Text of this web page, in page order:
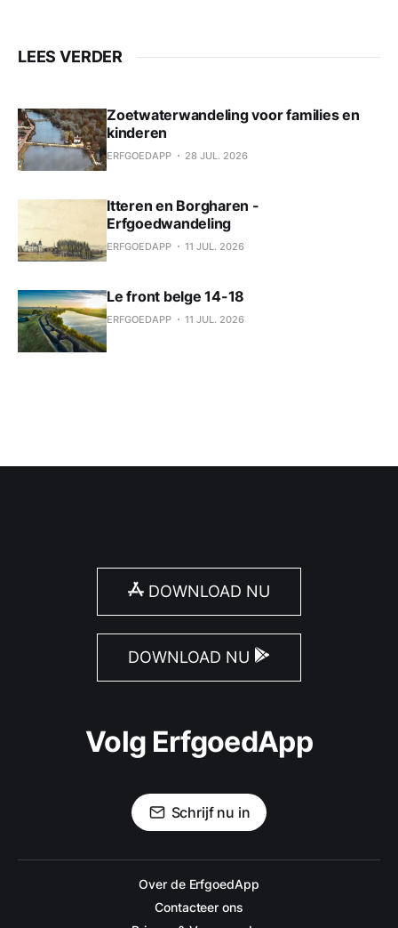
LEES VERDER
Zoetwaterwandeling voor families en
kinderen
ERFGOEDAPP 28 JUL. 2026
Itteren en Borgharen -
Erfgoedwandeling
ERFGOEDAPP 11 JUL. 2026
Le front belge 14-18
ERFGOEDAPP 11 JUL. 2026
DOWNLOAD NU
DOWNLOAD NU
Volg ErfgoedApp
Schrijf nu in
Over de ErfgoedApp
Contacteer ons